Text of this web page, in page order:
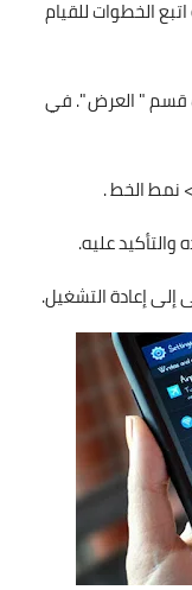
الخطوات للقيام
قسم " العرض ". في